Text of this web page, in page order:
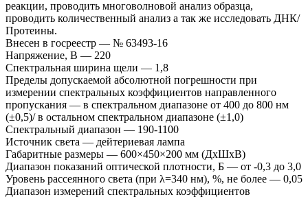
реакции, проводить многоволновой анализ образца,
проводить количественный анализ а так же исследовать ДНК/
Протеины.
Внесен в госреестр — № 63493-16
Напряжение, В — 220
Спектральная ширина щели — 1,8
Пределы допускаемой абсолютной погрешности при
измерении спектральных коэффициентов направленного
пропускания — в спектральном диапазоне от 400 до 800 нм
(±0,5)/ в остальном спектральном диапазоне (±1,0)
Спектральный диапазон — 190-1100
Источник света — дейтериевая лампа
Габаритные размеры — 600×450×200 мм (ДxШxВ)
Диапазон показаний оптической плотности, Б — от -0,3 до 3,0
Уровень рассеянного света (при λ=340 нм), %, не более — 0,05
Диапазон измерений спектральных коэффициентов